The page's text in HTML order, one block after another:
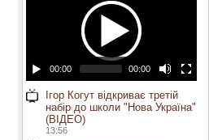
00:00 00:00
Ігор Когут відкриває третій
набір до школи "Нова Україна"
(ВІДЕО)
13:56